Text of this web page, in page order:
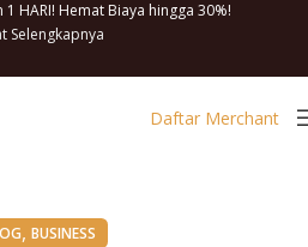
HARI! Hemat Biaya hingga 30%!
Selengkapnya
Daftar Merchant
, BUSINESS